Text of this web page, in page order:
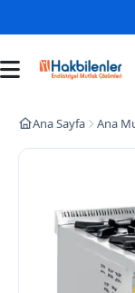
Ana Sayfa Ana